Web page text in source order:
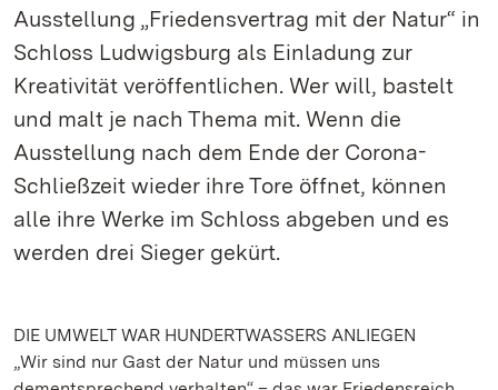
Ausstellung „Friedensvertrag mit der Natur“ in
Schloss Ludwigsburg als Einladung zur
Kreativität veröffentlichen. Wer will, bastelt
und malt je nach Thema mit. Wenn die
Ausstellung nach dem Ende der Corona-
Schließzeit wieder ihre Tore öffnet, können
alle ihre Werke im Schloss abgeben und es
werden drei Sieger gekürt.
DIE UMWELT WAR HUNDERTWASSERS ANLIEGEN
„Wir sind nur Gast der Natur und müssen uns